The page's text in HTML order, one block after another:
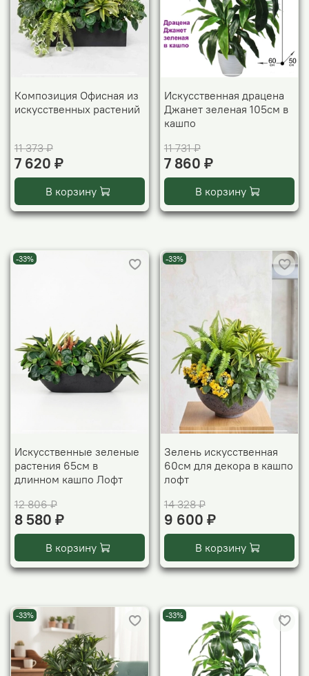
Композиция Офисная из
искусственных растений
11 373 ₽
7 620 ₽
В корзину
Искусственная драцена
Джанет зеленая 105см в
кашпо
11 731 ₽
7 860 ₽
В корзину
-33%
Искусственные зеленые
растения 65см в
длинном кашпо Лофт
12 806 ₽
8 580 ₽
В корзину
-33%
Зелень искусственная
60см для декора в кашпо
лофт
14 328 ₽
9 600 ₽
В корзину
-33% -33%